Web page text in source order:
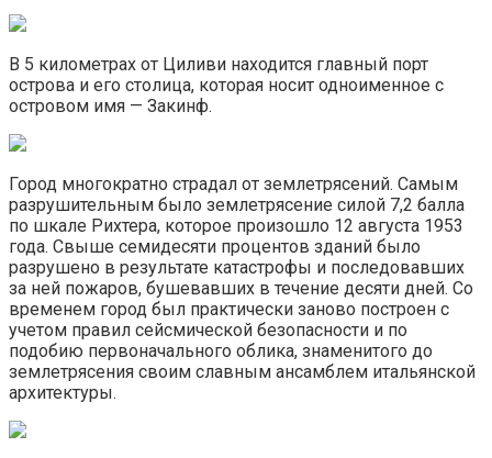
В 5 километрах от Циливи находится главный порт
острова и его столица, которая носит одноименное с
островом имя — Закинф.
Город многократно страдал от землетрясений. Самым
разрушительным было землетрясение силой 7,2 балла
по шкале Рихтера, которое произошло 12 августа 1953
года. Свыше семидесяти процентов зданий было
разрушено в результате катастрофы и последовавших
за ней пожаров, бушевавших в течение десяти дней. Со
временем город был практически заново построен c
учетом правил сейсмической безопасности и по
подобию первоначального облика, знаменитого до
землетрясения своим славным ансамблем итальянской
архитектуры.